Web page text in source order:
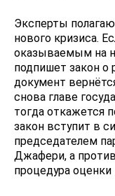
Эксперты
нового кризиса.
оказываемым на
подпишет закон о
документ
снова главе
тогда откажется
закон вступит в
председателем
Джафери, а
процедура